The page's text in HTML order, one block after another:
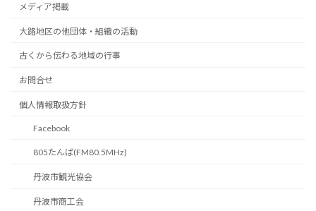
メディア掲載
大路地区の他団体・組織の活動
古くから伝わる地域の行事
お問合せ
個人情報取扱方針
Facebook
805たんば(FM80.5MHz)
丹波市観光協会
丹波市商工会